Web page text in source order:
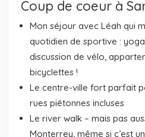
Coup de coeur à
Mon séjour avec Léah qui
quotidien de sportive :
discussion de vélo,
bicyclettes !
Le centre-ville fort parfait
rues piétonnes incluses
Le river walk – mais pas
Monterrey, même si c’est